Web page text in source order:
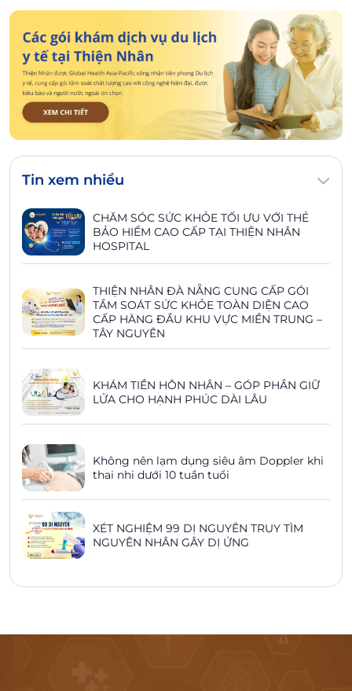
Tin xem nhiều
CHĂM SÓC SỨC KHỎE TỐI ƯU VỚI THẺ
BẢO HIỂM CAO CẤP TẠI THIỆN NHÂN
HOSPITAL
THIỆN NHÂN ĐÀ NẴNG CUNG CẤP GÓI
TẦM SOÁT SỨC KHỎE TOÀN DIỆN CAO
CẤP HÀNG ĐẦU KHU VỰC MIỀN TRUNG –
TÂY NGUYÊN
KHÁM TIỀN HÔN NHÂN – GÓP PHẦN GIỮ
LỬA CHO HẠNH PHÚC DÀI LÂU
Không nên lạm dụng siêu âm Doppler khi
thai nhi dưới 10 tuần tuổi
XÉT NGHIỆM 99 DỊ NGUYÊN TRUY TÌM
NGUYÊN NHÂN GÂY DỊ ỨNG